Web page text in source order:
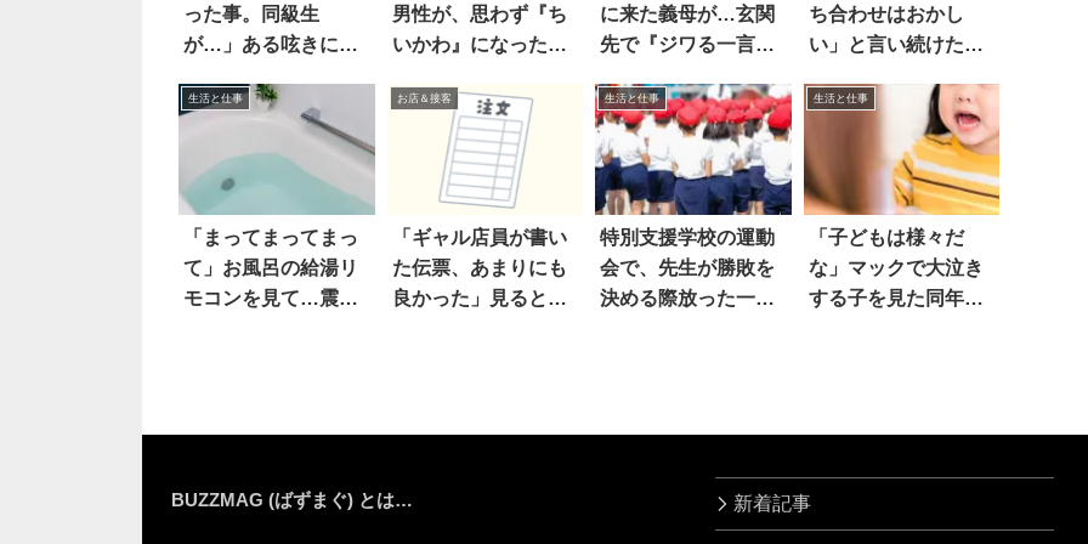
った事。同級生
が…」ある呟きにゾ
男性が、思わず『ち
いかわ』になったワ
に来た義母が…玄関
先で『ジワる一言』
ち合わせはおかし
い」と言い続けた結
生活と仕事
「まってまってまっ
て」お風呂の給湯リ
モコンを見て…震え
お店＆接客
「ギャル店員が書い
た伝票、あまりにも
良かった」見ると…
生活と仕事
特別支援学校の運動
会で、先生が勝敗を
決める際放った一言
生活と仕事
「子どもは様々だ
な」マックで大泣き
する子を見た同年代
BUZZMAG (ばずまぐ) とは… 新着記事